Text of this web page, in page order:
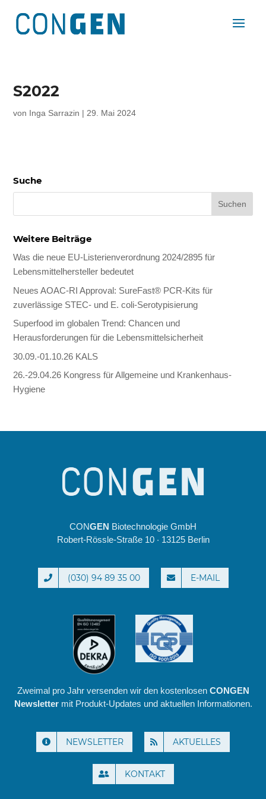
S2022
von Inga Sarrazin | 29. Mai 2024
Suche
Weitere Beiträge
Was die neue EU-Listerienverordnung 2024/2895 für
Lebensmittelhersteller bedeutet
Neues AOAC-RI Approval: SureFast® PCR-Kits für
zuverlässige STEC- und E. coli-Serotypisierung
Superfood im globalen Trend: Chancen und
Herausforderungen für die Lebensmittelsicherheit
30.09.-01.10.26 KALS
26.-29.04.26 Kongress für Allgemeine und Krankenhaus-
Hygiene
CONGEN Biotechnologie GmbH
Robert-Rössle-Straße 10 · 13125 Berlin
(030) 94 89 35 00 E-MAIL
Zweimal pro Jahr versenden wir den kostenlosen CONGEN
Newslettermit Produkt-Updates und aktuellen Informationen.
NEWSLETTER AKTUELLES
KONTAKT